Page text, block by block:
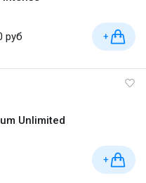
руб +
Unlimited
+